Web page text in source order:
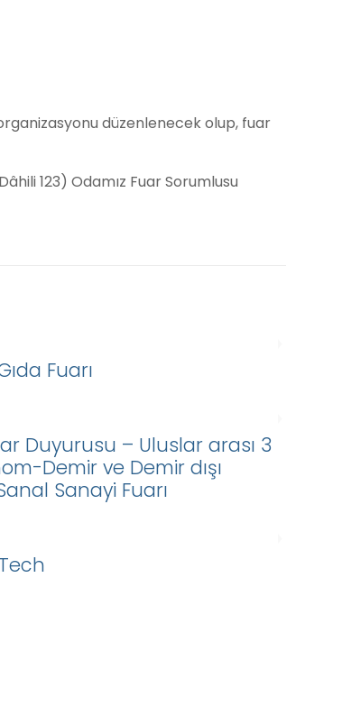
düzenlenecek olup, fuar
123) Odamız Fuar Sorumlusu
Fuarı
Duyurusu – Uluslar arası 3
Demir ve Demir dışı
Sanayi Fuarı